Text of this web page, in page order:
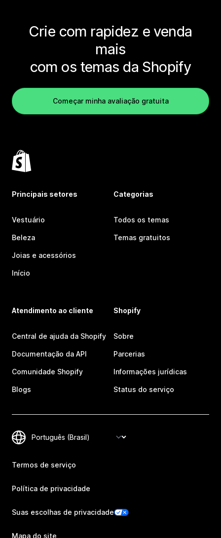
Crie com rapidez e venda
mais
com os temas da Shopify
Começar minha avaliação gratuita
Principais setores
Vestuário
Beleza
Joias e acessórios
Início
Categorias
Todos os temas
Temas gratuitos
Atendimento ao cliente
Central de ajuda da Shopify
Documentação da API
Comunidade Shopify
Blogs
Shopify
Sobre
Parcerias
Informações jurídicas
Status do serviço
Termos de serviço
Política de privacidade
Suas escolhas de privacidade
Mapa do site